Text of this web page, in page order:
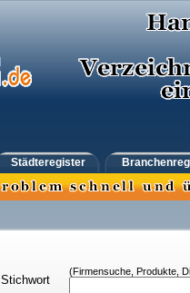
Städteregister
Stichwort
(Firmensuche, Produkte,